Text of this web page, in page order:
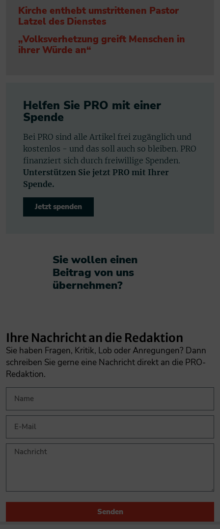
Kirche enthebt umstrittenen Pastor
Latzel des Dienstes
„Volksverhetzung greift Menschen in
ihrer Würde an“
Helfen Sie PRO mit einer
Spende
Bei PRO sind alle Artikel frei zugänglich und
kostenlos - und das soll auch so bleiben. PRO
finanziert sich durch freiwillige Spenden.
Unterstützen Sie jetzt PRO mit Ihrer
Spende.
Jetzt spenden
Sie wollen einen
Beitrag von uns
übernehmen?​
Ihre Nachricht an die Redaktion
Sie haben Fragen, Kritik, Lob oder Anregungen? Dann
schreiben Sie gerne eine Nachricht direkt an die PRO-
Redaktion.
Senden